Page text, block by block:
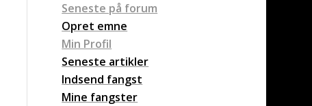
Seneste på forum
Opret emne
Min Profil
Seneste artikler
Indsend fangst
Mine fangster